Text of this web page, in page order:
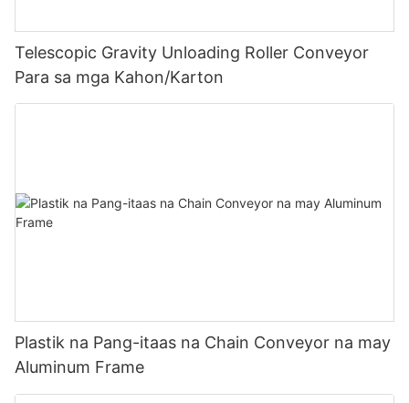
Telescopic Gravity Unloading Roller Conveyor
Para sa mga Kahon/Karton
Plastik na Pang-itaas na Chain Conveyor na may
Aluminum Frame